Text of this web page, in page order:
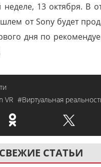
13 октября. В
от Sony будет
дня по
VR #Виртуальная
СВЕЖИЕ СТАТЬИ